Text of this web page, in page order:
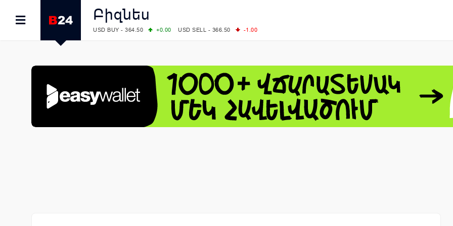
Բիզնես
USD BUY - 364.50 +0.00 USD SELL - 366.50
-1.00
COMEX: PLATINUM - 1765.90
LME: ALUMINIUM - 3184.00
-0.27 COPPER - 13791.00
-0.12
LME: NICKEL - 17249.00
+0.09 TIN - 55268.00
+2.50
LME: LEAD - 1877.50
-1.00 ZINC - 3643.00
+1.43
FOREX: USD/JPY - 157.68
+0.12 EUR/GBP - 1.1548
+0.11
FOREX: EUR/USD - 1.1548
+0.11 GBP/USD - 1.3459
+0.04